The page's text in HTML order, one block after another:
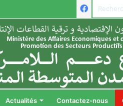
Actualités Contactez-nous